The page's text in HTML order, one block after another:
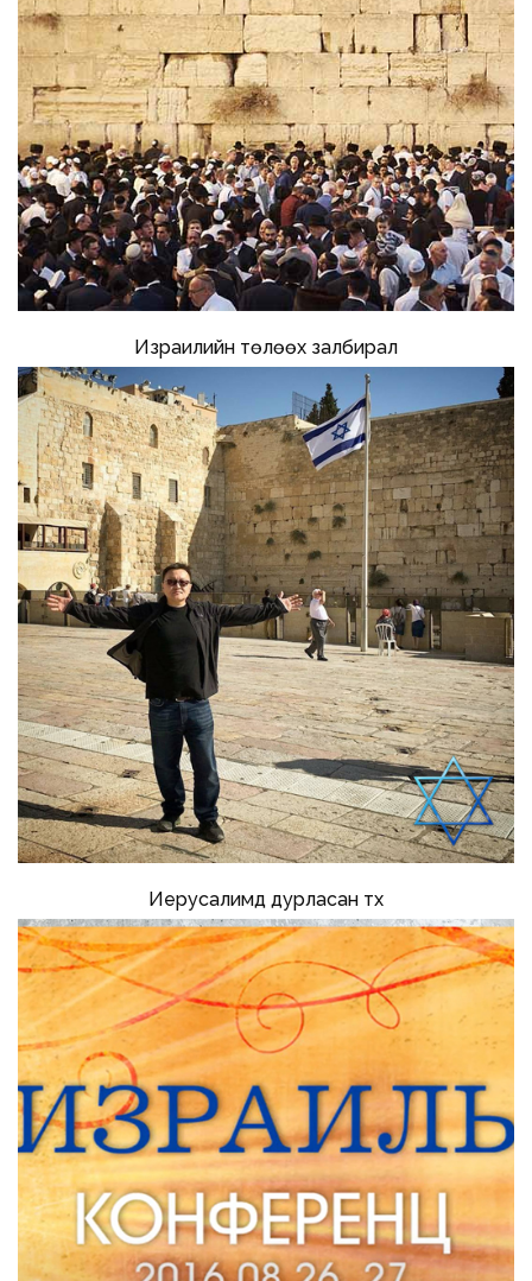
Израилийн төлөөх залбирал
Иерусалимд дурласан түүх